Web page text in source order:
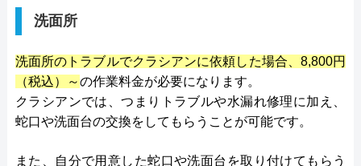
洗面所
洗面所のトラブルでクラシアンに依頼した場合、8,800円
（税込）～の作業料金が必要になります。
クラシアンでは、つまりトラブルや水漏れ修理に加え、
蛇口や洗面台の交換をしてもらうことが可能です。
また、自分で用意した蛇口や洗面台を取り付けてもらう